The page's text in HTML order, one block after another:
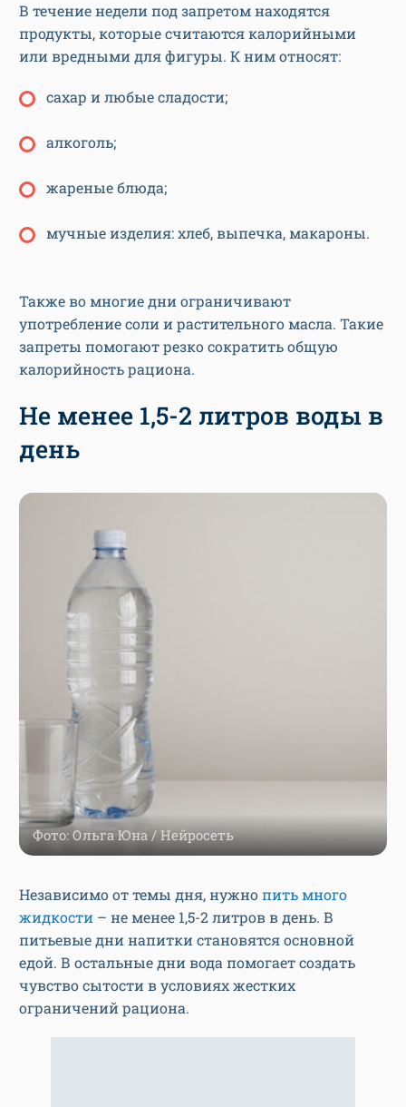
В течение недели под запретом находятся
продукты, которые считаются калорийными
или вредными для фигуры. К ним относят:
сахар и любые сладости;
алкоголь;
жареные блюда;
мучные изделия: хлеб, выпечка, макароны.
Также во многие дни ограничивают
употребление соли и растительного масла. Такие
запреты помогают резко сократить общую
калорийность рациона.
Не менее 1,5-2 литров воды в
день
Фото: Ольга Юна / Нейросеть
Независимо от темы дня, нужнопить много
жидкости – не менее 1,5-2 литров в день. В
питьевые дни напитки становятся основной
едой. В остальные дни вода помогает создать
чувство сытости в условиях жестких
ограничений рациона.